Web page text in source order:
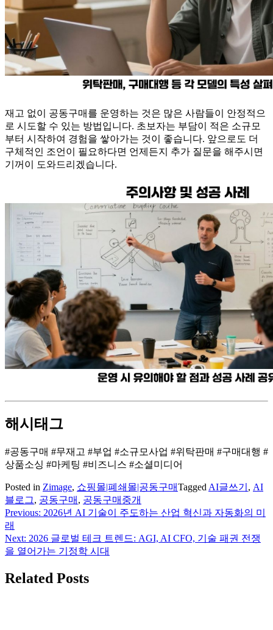
재고 없이 공동구매를 운영하는 것은 많은 사람들이 안정적으
로 시도할 수 있는 방법입니다. 초보자는 부담이 적은 소규모
부터 시작하여 경험을 쌓아가는 것이 좋습니다. 앞으로도 더
구체적인 조언이 필요하다면 언제든지 추가 질문을 해주시면
기꺼이 도와드리겠습니다.
해시태그
#공동구매 #무재고 #부업 #소규모사업 #위탁판매 #구매대행 #
상품소싱 #마케팅 #비즈니스 #소셜미디어
Posted in Zimage, 쇼핑몰|폐쇄몰|공동구매Tagged AI글쓰기 , AI
블로그, 공동구매 , 공동구매중개
글
탐
색
Previous: 2026년 AI 기술이 주도하는 산업 혁신과 자동화의 미
래
Next: 2026 글로벌 테크 트렌드: AGI, AI CFO, 기술 패권 전쟁
을 열어가는 기정학 시대
Related Posts